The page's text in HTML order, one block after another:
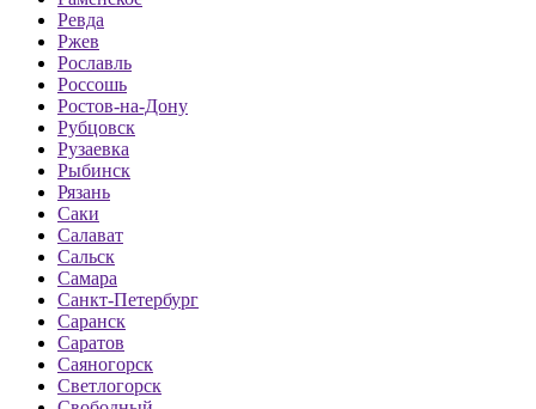
Ревда
Ржев
Рославль
Россошь
Ростов-на-Дону
Рубцовск
Рузаевка
Рыбинск
Рязань
Саки
Салават
Сальск
Самара
Санкт-Петербург
Саранск
Саратов
Саяногорск
Светлогорск